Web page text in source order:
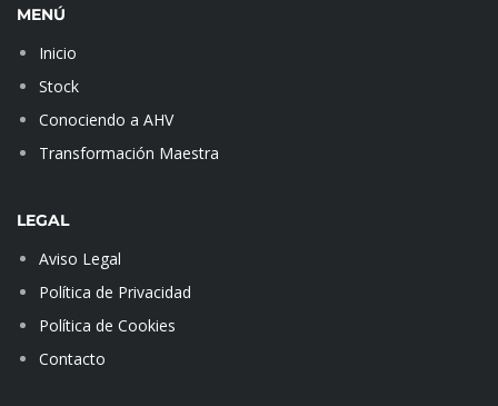
MENÚ
Inicio
Stock
Conociendo a AHV
Transformación Maestra
LEGAL
Aviso Legal
Política de Privacidad
Política de Cookies
Contacto